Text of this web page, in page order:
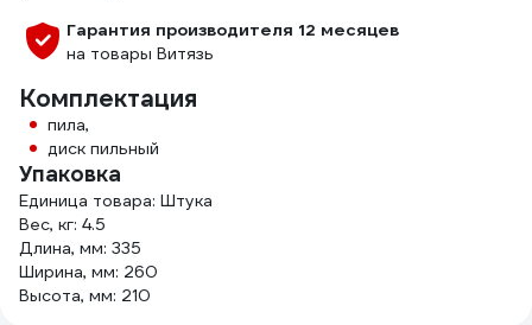
Гарантия производителя 12 месяцев
на товары Витязь
Комплектация
пила,
диск пильный
Упаковка
Единица товара: Штука
Вес, кг: 4.5
Длина, мм: 335
Ширина, мм: 260
Высота, мм: 210